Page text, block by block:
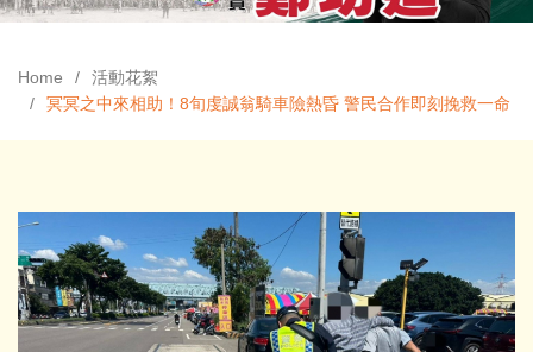
Home
活動花絮
冥冥之中來相助！8旬虔誠翁騎車險熱昏 警民合作即刻挽救一命